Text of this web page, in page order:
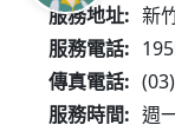
服務地址: 新
服務電話:
傳真電話:
服務時間: 週